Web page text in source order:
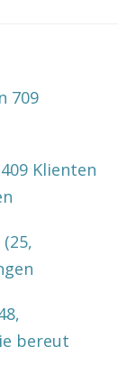
709
Klienten
bereut